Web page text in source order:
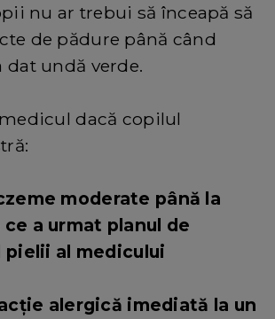
nu ar trebui să înceapă să
de pădure până când
undă verde.
dacă copilul
moderate până la
a urmat planul de
al medicului
alergică imediată la un